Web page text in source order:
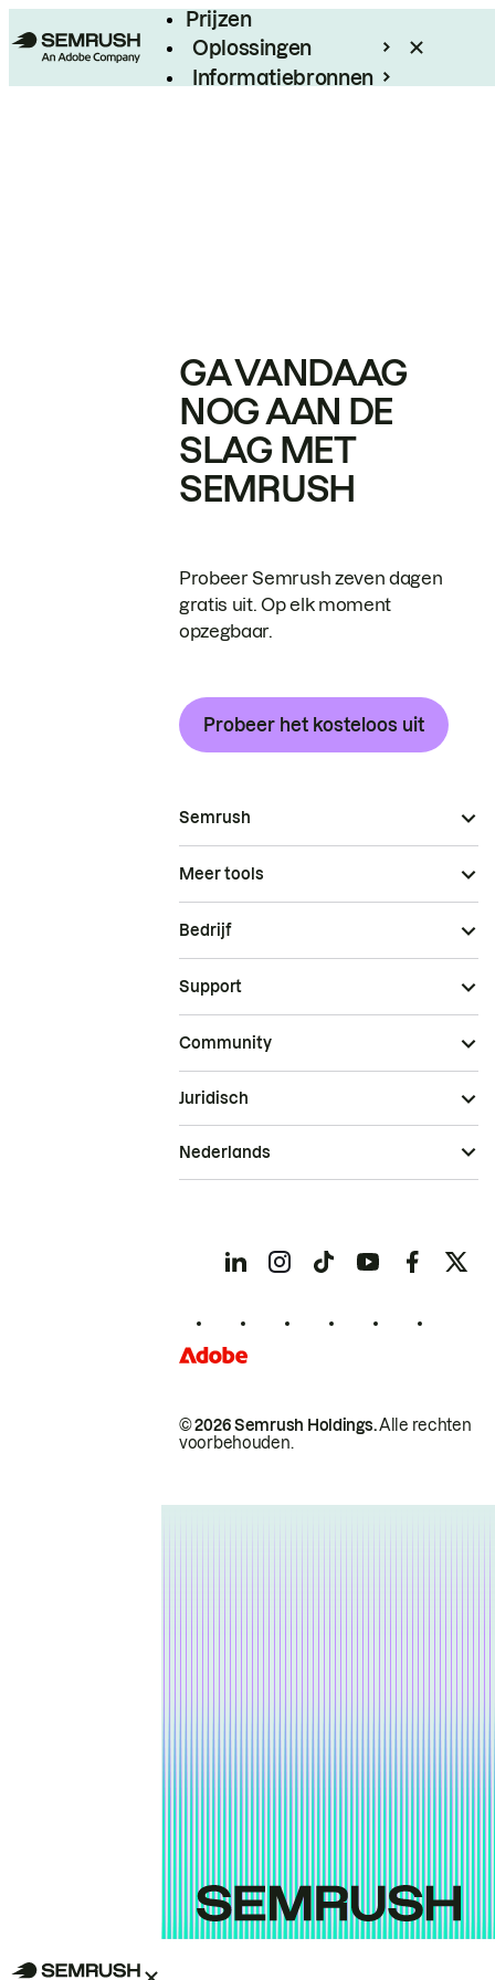
Prijzen
Oplossingen
Informatiebronnen
GA VANDAAG
NOG AAN DE
SLAG MET
SEMRUSH
Probeer Semrush zeven dagen
gratis uit. Op elk moment
opzegbaar.
Probeer het kosteloos uit
Semrush
Meer tools
Bedrijf
Support
Community
© 2026 Semrush Holdings.Alle rechten
voorbehouden.
Juridisch
Nederlands